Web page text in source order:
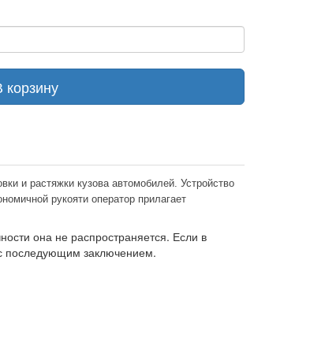
корзину
и растяжки кузова автомобилей. Устройство
рукояти оператор прилагает
она не распространяется. Если в
последующим заключением.